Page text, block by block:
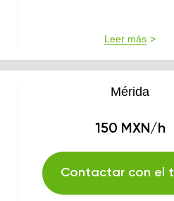
Leer más
Mérida
150 MXN/h
Contactar con el